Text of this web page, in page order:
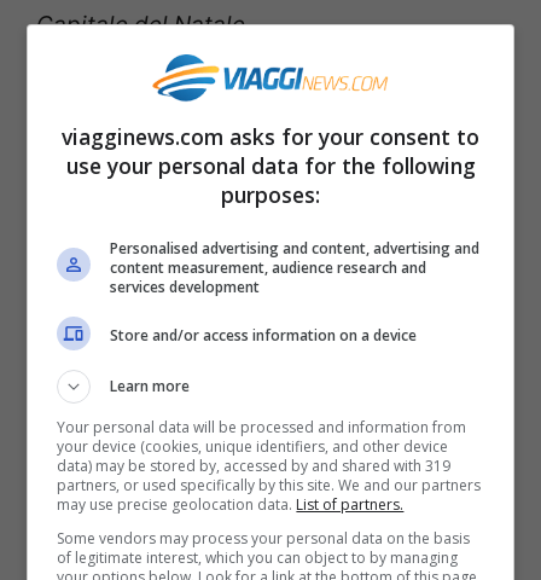
Capitale del Natale.
Il mercatino di Natale a Dresda è chiamato
DresdenStriezelmarkte viene allestito nel
centro della città sassone, durante il
viene daStrüzelorStroczel, un dolce
conosciuto comeStollenoChriststollen
Weihnachtsstollen
natalizio tedescopreparato con una pasta
dolce lievitata, molto ricca di burro e
farcita con canditi, uvetta, mandorle e
frutta secca, ricoperto di zucchero a velo o
viagginews.com asks for your consent to
use your personal data for the following
purposes:
Personalised advertising and content, advertising and
content measurement, audience research and
services development
Store and/or access information on a device
Learn more
Your personal data will be processed and information from
your device (cookies, unique identifiers, and other device
data) may be stored by, accessed by and shared with 319
partners, or used specifically by this site. We and our partners
may use precise geolocation data. List of partners.
Some vendors may process your personal data on the basis
of legitimate interest, which you can object to by managing